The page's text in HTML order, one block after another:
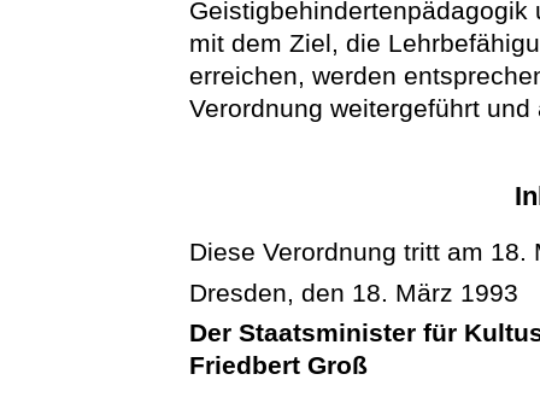
mit dem Ziel, die
erreichen, werden
Verordnung weitergeführt
Diese Verordnung tritt am 18.
Dresden, den 18. März 1993
Der Staatsminister für
Friedbert Groß